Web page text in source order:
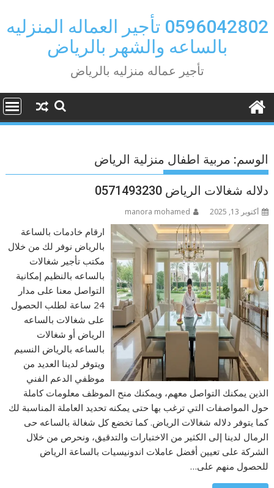
to
content
0596042802 تأجير العماله المنزليه
بالساعه والشهر بالرياض
تأجير عماله منزليه بالرياض
الوسم: مربية اطفال منزلية الرياض
دلاله شغالات الرياض 0571493230
أكتوبر 13, 2025 manora mohamed
ارقام خادمات بالساعة
بالرياض نوفر لك من خلال
مكتب تأجير شغالات
بالساعه بالنظيم إمكانية
التواصل معنا على مدار
24 ساعة لطلب الحصول
على شغالات بالساعه
الرياض أو شغالات
بالساعه بالرياض النسيم
ويتوفر لدينا العديد من
موظفي الدعم الفني
الذين يمكنك التواصل معهم، ويمكنك منح الموظف معلومات كاملة
حول المواصفات التي ترغب بها حتى يمكنه تحديد العاملة المناسبة لك
كما يتوفر دلاله شغالات الرياض. كما تخضع كل شغالة بالساعه حى
الرمال لدينا إلى الكثير من الاختبارات والتدقيق، ونحرص من خلال
الشركة على تعيين أفضل عاملات اندونيسيات بالساعة الرياض
للحصول منهم على…